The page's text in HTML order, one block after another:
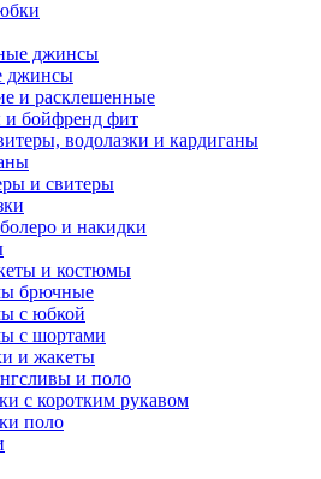
джинсы
джинсы
и расклешенные
бойфренд фит
водолазки и кардиганы
и свитеры
и накидки
и костюмы
брючные
с юбкой
с шортами
и жакеты
и поло
с коротким рукавом
поло